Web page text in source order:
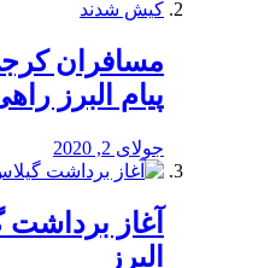
مسافران
پیام البرز
جولای 2, 2020
آغاز
البرز